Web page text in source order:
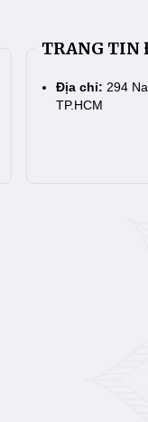
TRANG TIN
Địa chỉ: 294
TP.HCM